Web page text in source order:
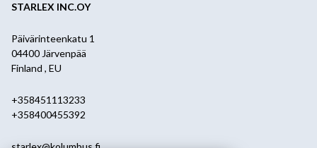
STARLEX INC.OY
Päivärinteenkatu 1
04400 Järvenpää
Finland , EU
+358451113233
+358400455392